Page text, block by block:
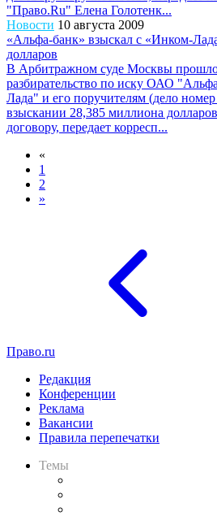
"Право.Ru" Елена Голотенк...
Новости 10 августа 2009
«Альфа-банк» взыскал с «Инком-
долларов
В Арбитражном суде Москвы прошло
разбирательство по иску ОАО
Лада" и его поручителям (дело
взыскании 28,385 миллиона
договору, передает корресп...
«
1
2
»
Право.ru
Редакция
Конференции
Реклама
Вакансии
Правила перепечатки
Темы